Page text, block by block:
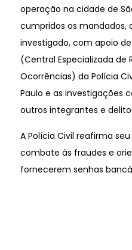
operação na cidade de
cumpridos os mandados,
investigado, com apoio de
(Central Especializada de
Ocorrências) da Polícia
Paulo e as investigações
outros integrantes e
A Polícia Civil reafirma
combate às fraudes e
fornecerem senhas